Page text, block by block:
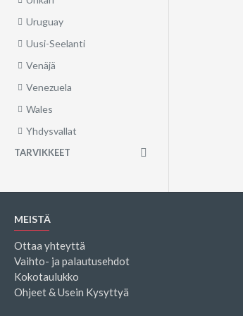
Uruguay
Uusi-Seelanti
Venäjä
Venezuela
Wales
Yhdysvallat
TARVIKKEET
MEISTÄ
Ottaa yhteyttä
Vaihto- ja palautusehdot
Kokotaulukko
Ohjeet & Usein Kysyttyä